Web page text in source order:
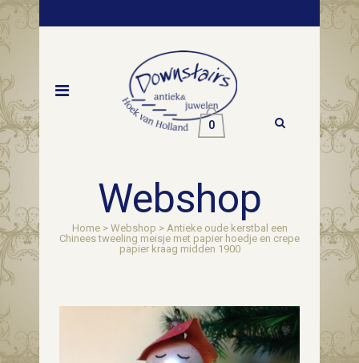
0
Webshop
Home> Webshop > Antieke oude kerstbal een
Chinees tweeling meisje met papier hoedje en crepe
papier kraag midden 1900